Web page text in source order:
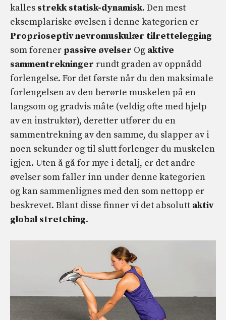
kalles strekk statisk-dynamisk. Den mest
eksemplariske øvelsen i denne kategorien er
Proprioseptiv nevromuskulær tilrettelegging
som forener passive øvelser Og aktive
sammentrekninger rundt graden av oppnådd
forlengelse. For det første når du den maksimale
forlengelsen av den berørte muskelen på en
langsom og gradvis måte (veldig ofte med hjelp
av en instruktør), deretter utfører du en
sammentrekning av den samme, du slapper av i
noen sekunder og til slutt forlenger du muskelen
igjen. Uten å gå for mye i detalj, er det andre
øvelser som faller inn under denne kategorien
og kan sammenlignes med den som nettopp er
beskrevet. Blant disse finner vi det absolutt aktiv
global stretching.